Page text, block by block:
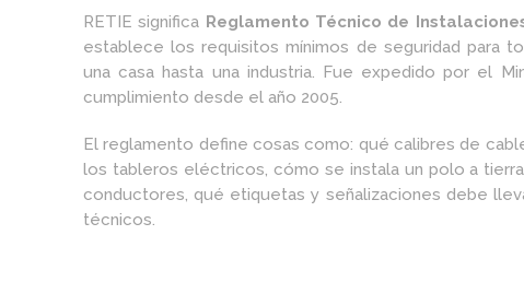
RETIE significa Reglamento Técnico de
establece los requisitos mínimos de seguridad para
una casa hasta una industria. Fue expedido por el
cumplimiento desde el año 2005.
El reglamento define cosas como: qué calibres de
los tableros eléctricos, cómo se instala un polo a
conductores, qué etiquetas y señalizaciones debe
técnicos.